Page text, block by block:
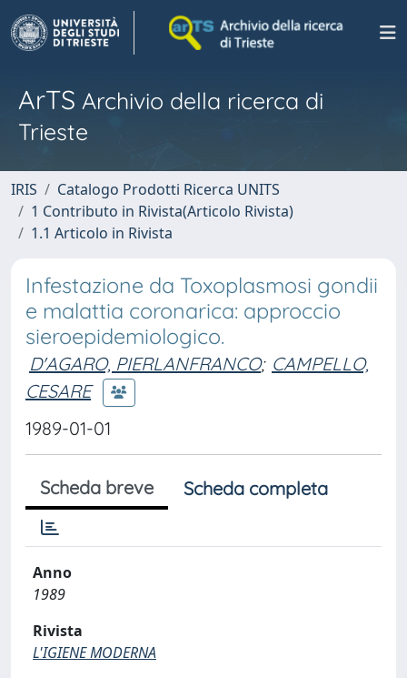
ArTS Archivio della ricerca di
Trieste
IRIS
Catalogo Prodotti Ricerca UNITS
1 Contributo in Rivista(Articolo Rivista)
1.1 Articolo in Rivista
Infestazione da Toxoplasmosi gondii
e malattia coronarica: approccio
sieroepidemiologico.
D'AGARO, PIERLANFRANCO; CAMPELLO,
CESARE
1989-01-01
Scheda breve Scheda completa
Anno
1989
Rivista
L'IGIENE MODERNA